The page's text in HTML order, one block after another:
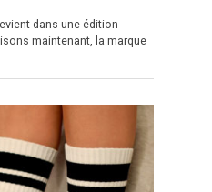
dans une édition
maintenant, la marque